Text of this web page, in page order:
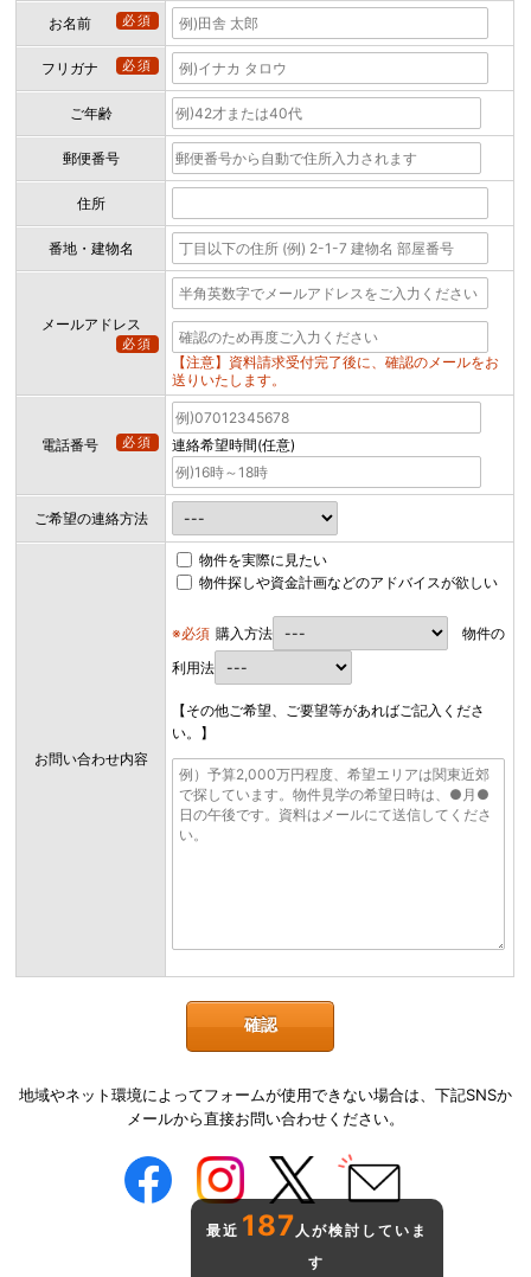
お名前 必須
フリガナ 必須
ご年齢
郵便番号
住所
番地・建物名
メールアドレス
必須
【注意】資料請求受付完了後に、確認のメールをお
送りいたします。
電話番号 必須 連絡希望時間(任意)
ご希望の連絡方法
お問い合わせ内容
物件を実際に見たい
物件探しや資金計画などのアドバイスが欲しい
※必須 購入方法
物件の
利用法
【その他ご希望、ご要望等があればご記入くださ
い。】
地域やネット環境によってフォームが使用できない場合は、下記SNSか
メールから直接お問い合わせください。
最近 187人が検討していま
す